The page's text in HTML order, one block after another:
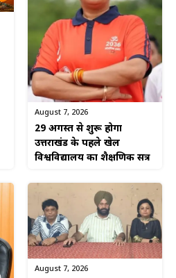
August 7, 2026
29 अगस्त से शुरू होगा
उत्तराखंड के पहले खेल
विश्वविद्यालय का शैक्षणिक सत्र
August 7, 2026